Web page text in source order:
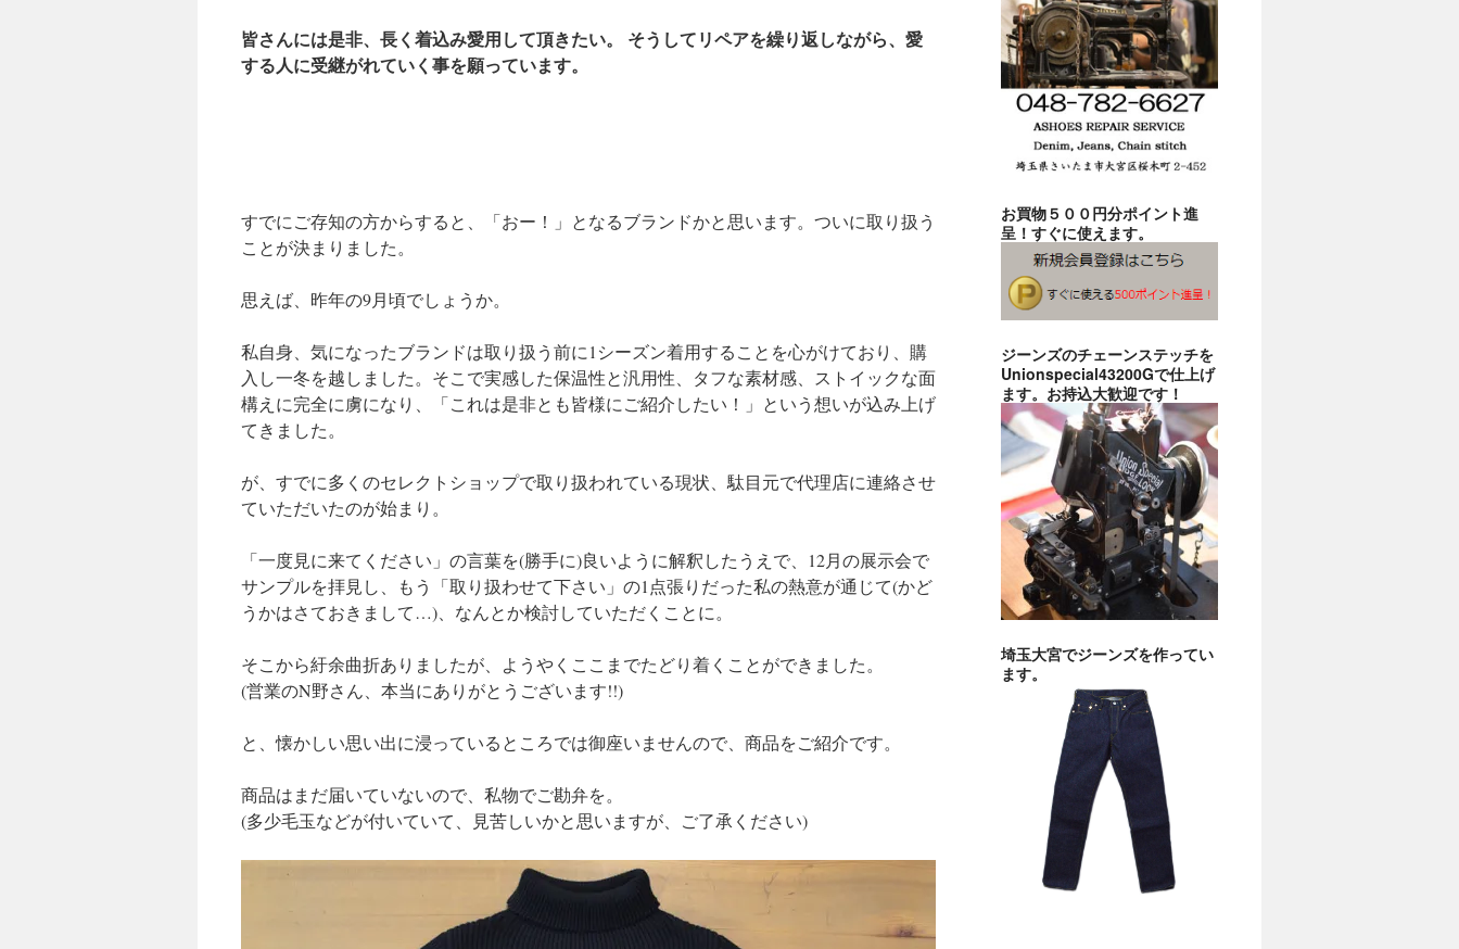
皆さんには是非、長く着込み愛用して頂きたい。 そうしてリペアを繰り返しながら、愛
する人に受継がれていく事を願っています。
すでにご存知の方からすると、「おー！」となるブランドかと思います。ついに取り扱う
ことが決まりました。
思えば、昨年の9月頃でしょうか。
私自身、気になったブランドは取り扱う前に1シーズン着用することを心がけており、購
入し一冬を越しました。そこで実感した保温性と汎用性、タフな素材感、ストイックな面
構えに完全に虜になり、「これは是非とも皆様にご紹介したい！」という想いが込み上げ
てきました。
が、すでに多くのセレクトショップで取り扱われている現状、駄目元で代理店に連絡させ
ていただいたのが始まり。
「一度見に来てください」の言葉を(勝手に)良いように解釈したうえで、12月の展示会で
サンプルを拝見し、もう「取り扱わせて下さい」の1点張りだった私の熱意が通じて(かど
うかはさておきまして…)、なんとか検討していただくことに。
そこから紆余曲折ありましたが、ようやくここまでたどり着くことができました。
(営業のN野さん、本当にありがとうございます!!)
と、懐かしい思い出に浸っているところでは御座いませんので、商品をご紹介です。
商品はまだ届いていないので、私物でご勘弁を。
(多少毛玉などが付いていて、見苦しいかと思いますが、ご了承ください)
お買物５００円分ポイント進
呈！すぐに使えます。
ジーンズのチェーンステッチを
Unionspecial43200Gで仕上げ
ます。お持込大歓迎です！
埼玉大宮でジーンズを作ってい
ます。